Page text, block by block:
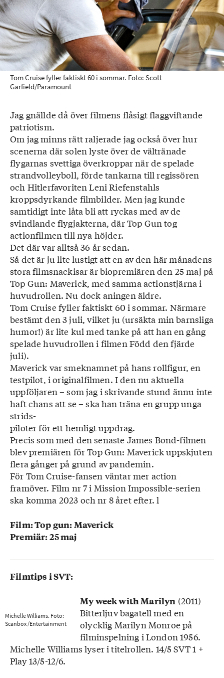
Tom Cruise fyller faktiskt 60 i sommar. Foto: Scott
Garfield/Paramount
Jag gnällde då över filmens flåsigt flaggviftande
patriotism.
Om jag minns rätt raljerade jag också över hur
scenerna där solen lyste över de vältränade
flygarnas svettiga överkroppar när de spelade
strandvolleyboll, förde tankarna till regissören
och Hitlerfavoriten Leni Riefenstahls
kroppsdyrkande filmbilder. Men jag kunde
samtidigt inte låta bli att ryckas med av de
svindlande flygjakterna, där Top Gun tog
actionfilmen till nya höjder.
Det där var alltså 36 år sedan.
Så det är ju lite lustigt att en av den här månadens
stora filmsnackisar är biopremiären den 25 maj på
Top Gun: Maverick, med samma actionstjärna i
huvudrollen. Nu dock aningen äldre.
Tom Cruise fyller faktiskt 60 i sommar. Närmare
bestämt den 3 juli, vilket ju (ursäkta min barnsliga
humor!) är lite kul med tanke på att han en gång
spelade huvudrollen i filmen Född den fjärde
juli).
Maverick var smeknamnet på hans rollfigur, en
testpilot, i originalfilmen. I den nu aktuella
uppföljaren – som jag i skrivande stund ännu inte
haft chans att se – ska han träna en grupp unga
strids-
piloter för ett hemligt uppdrag.
Precis som med den senaste James Bond-filmen
blev premiären för Top Gun: Maverick uppskjuten
flera gånger på grund av pandemin.
För Tom Cruise-fansen väntar mer action
framöver. Film nr 7 i Mission Impossible-serien
ska komma 2023 och nr 8 året efter. l
Film: Top gun: Maverick
Premiär: 25 maj
Filmtips i SVT:
Michelle Williams. Foto:
Scanbox /Entertainment
My week with Marilyn (2011)
Bitterljuv bagatell med en
olycklig Marilyn Monroe på
filminspelning i London 1956.
Michelle Williams lyser i titelrollen. 14/5 SVT 1 +
Play 13/5-12/6.